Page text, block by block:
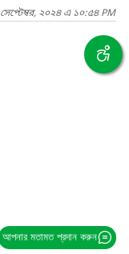
২০২৪ এ ১০:৫৪ PM
আপনার মতামত প্রদান করুন